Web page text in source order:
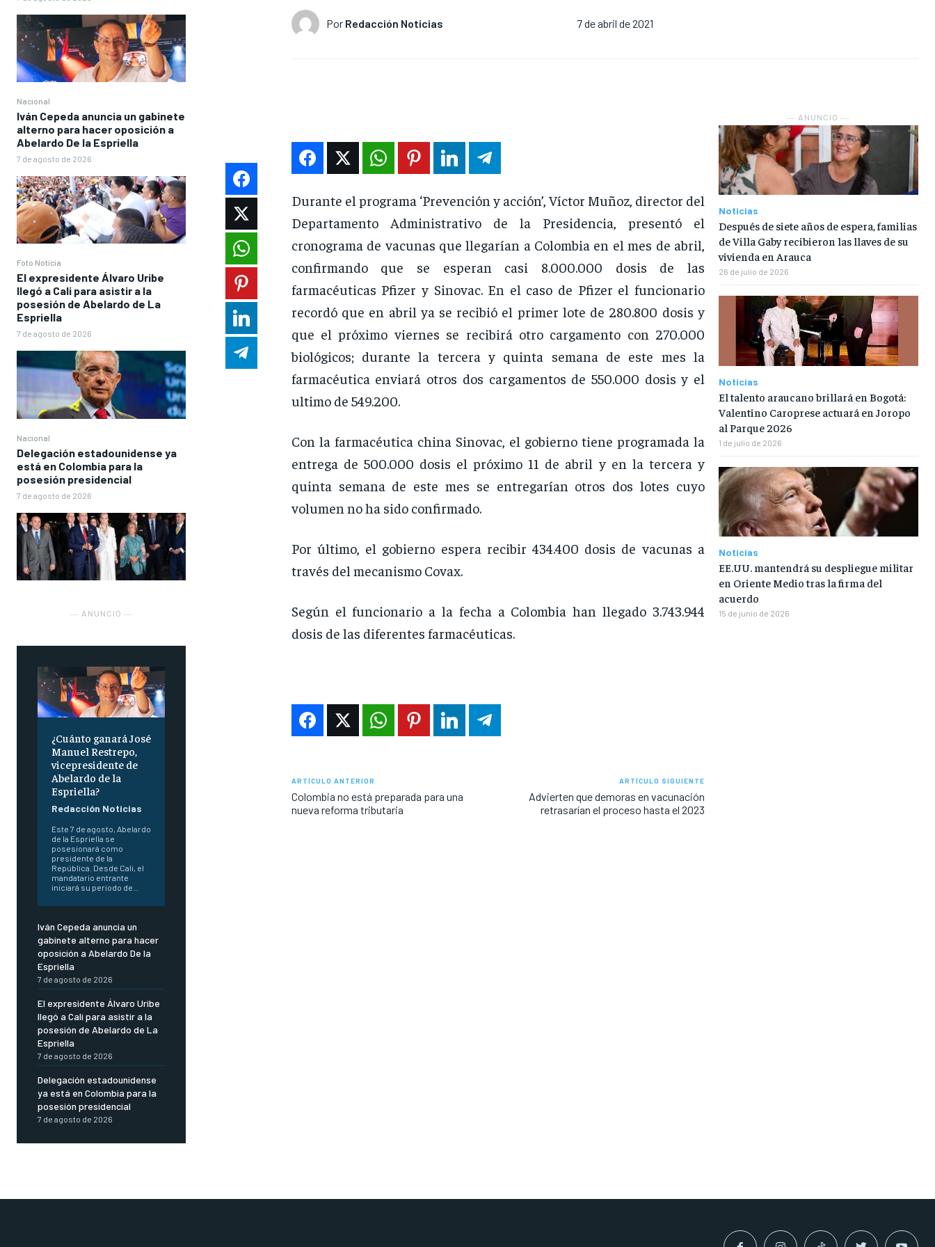
Nacional
Iván Cepeda anuncia un gabinete
alterno para hacer oposición a
Abelardo De la Espriella
7 de agosto de 2026
Foto Noticia
El expresidente Álvaro Uribe
llegó a Cali para asistir a la
posesión de Abelardo de La
Espriella
7 de agosto de 2026
Nacional
Delegación estadounidense ya
está en Colombia para la
posesión presidencial
7 de agosto de 2026
― ANUNCIO ―
¿Cuánto ganará José
Manuel Restrepo,
vicepresidente de
Abelardo de la
Espriella?
Redacción Noticias
Este 7 de agosto, Abelardo
de la Espriella se
posesionará como
presidente de la
República. Desde Cali, el
mandatario entrante
iniciará su periodo de...
Iván Cepeda anuncia un
gabinete alterno para hacer
oposición a Abelardo De la
Espriella
7 de agosto de 2026
El expresidente Álvaro Uribe
llegó a Cali para asistir a la
posesión de Abelardo de La
Espriella
7 de agosto de 2026
Delegación estadounidense
ya está en Colombia para la
posesión presidencial
7 de agosto de 2026
Por Redacción Noticias 7 de abril de 2021
Durante el programa ‘Prevención y acción’, Víctor Muñoz, director del
Departamento Administrativo de la Presidencia, presentó el
cronograma de vacunas que llegarían a Colombia en el mes de abril,
confirmando que se esperan casi 8.000.000 dosis de las
farmacéuticas Pfizer y Sinovac. En el caso de Pfizer el funcionario
recordó que en abril ya se recibió el primer lote de 280.800 dosis y
que el próximo viernes se recibirá otro cargamento con 270.000
biológicos; durante la tercera y quinta semana de este mes la
farmacéutica enviará otros dos cargamentos de 550.000 dosis y el
ultimo de 549.200.
Con la farmacéutica china Sinovac, el gobierno tiene programada la
entrega de 500.000 dosis el próximo 11 de abril y en la tercera y
quinta semana de este mes se entregarían otros dos lotes cuyo
volumen no ha sido confirmado.
Por último, el gobierno espera recibir 434.400 dosis de vacunas a
través del mecanismo Covax.
Según el funcionario a la fecha a Colombia han llegado 3.743.944
dosis de las diferentes farmacéuticas.
ARTÍCULO ANTERIOR
Colombia no está preparada para una
nueva reforma tributaria
ARTÍCULO SIGUIENTE
Advierten que demoras en vacunación
retrasarían el proceso hasta el 2023
― ANUNCIO ―
Noticias
Después de siete años de espera, familias
de Villa Gaby recibieron las llaves de su
vivienda en Arauca
26 de julio de 2026
Noticias
El talento araucano brillará en Bogotá:
Valentino Caroprese actuará en Joropo
al Parque 2026
1 de julio de 2026
Noticias
EE.UU. mantendrá su despliegue militar
en Oriente Medio tras la firma del
acuerdo
15 de junio de 2026